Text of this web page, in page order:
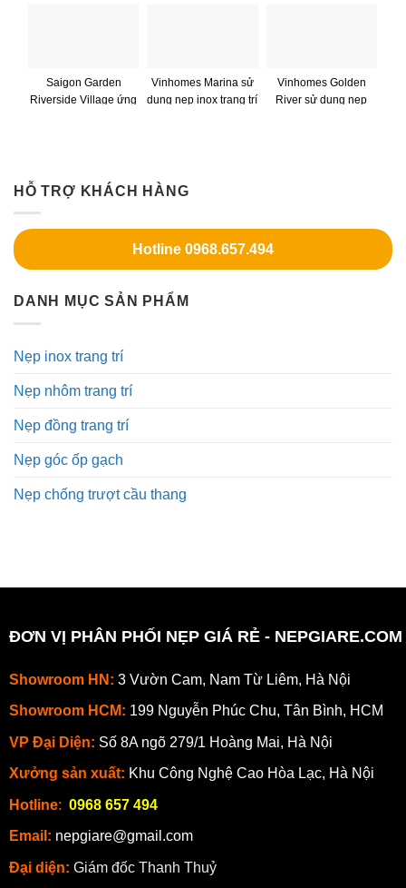
Saigon Garden
Riverside Village ứng
Vinhomes Marina sử
dụng nẹp inox trang trí
Vinhomes Golden
River sử dụng nẹp
HỖ TRỢ KHÁCH HÀNG
Hotline 0968.657.494
DANH MỤC SẢN PHẨM
Nẹp inox trang trí
Nẹp nhôm trang trí
Nẹp đồng trang trí
Nẹp góc ốp gạch
Nẹp chống trượt cầu thang
ĐƠN VỊ PHÂN PHỐI NẸP GIÁ RẺ - NEPGIARE.COM
Showroom HN: 3 Vườn Cam, Nam Từ Liêm, Hà Nội
Showroom HCM: 199 Nguyễn Phúc Chu, Tân Bình, HCM
VP Đại Diện: Số 8A ngõ 279/1 Hoàng Mai, Hà Nội
Xưởng sản xuất: Khu Công Nghệ Cao Hòa Lạc, Hà Nội
Hotline: 0968 657 494
Email: nepgiare@gmail.com
Đại diện: Giám đốc Thanh Thuỷ